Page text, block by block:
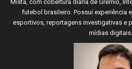
Mista, com cobertura diária de Grêmio,
futebol brasileiro. Possui experiência
esportivos, reportagens investigativas e
mídias digitais.